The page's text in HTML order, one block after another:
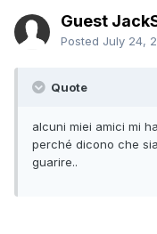
Guest
Posted July 24,
Quote
alcuni miei amici mi
perché dicono che
guarire..